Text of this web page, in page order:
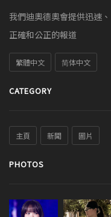
我們迪奧德奧會提供迅速、
正確和公正的報道
繁體中文 简体中文
CATEGORY
主頁 新聞 圖片
PHOTOS